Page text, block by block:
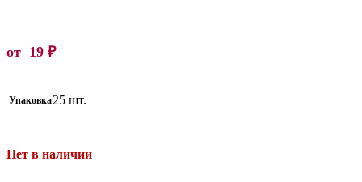
от 19 ₽
Упаковка25 шт.
Нет в наличии